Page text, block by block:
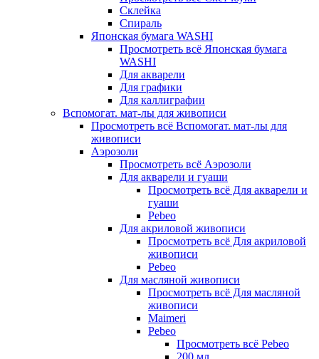
Склейка
Спираль
Японская бумага WASHI
Просмотреть всё Японская бумага
WASHI
Для акварели
Для графики
Для каллиграфии
Вспомогат. мат-лы для живописи
Просмотреть всё Вспомогат. мат-лы для
живописи
Аэрозоли
Просмотреть всё Аэрозоли
Для акварели и гуаши
Просмотреть всё Для акварели и
гуаши
Pebeo
Для акриловой живописи
Просмотреть всё Для акриловой
живописи
Pebeo
Для масляной живописи
Просмотреть всё Для масляной
живописи
Maimeri
Pebeo
Просмотреть всё Pebeo
200 мл